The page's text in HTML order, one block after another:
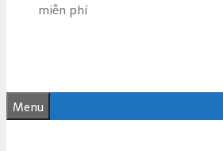
e
n
miễn phí
Menu